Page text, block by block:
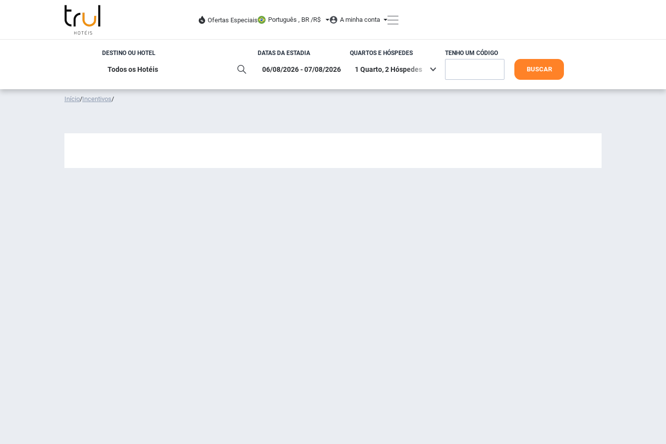
Ofertas Especiais Português , BR /R$ A minha conta
DESTINO OU HOTEL DATAS DA ESTADIA QUARTOS E HÓSPEDES TENHO UM CÓDIGO
BUSCAR
Início/Incentivos/